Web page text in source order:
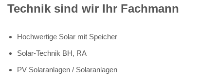
Technik sind wir Ihr Fachmann
Hochwertige Solar mit Speicher
Solar-Technik BH, RA
PV Solaranlagen / Solaranlagen